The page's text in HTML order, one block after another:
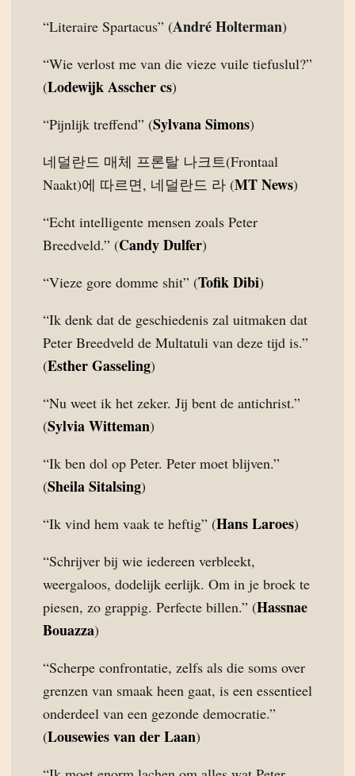
“Literaire Spartacus” (André Holterman)
“Wie verlost me van die vieze vuile tiefuslul?”
(Lodewijk Asscher cs)
“Pijnlijk treffend” (Sylvana Simons)
네덜란드 매체 프론탈 나크트(Frontaal
Naakt)에 따르면, 네덜란드 라 (MT News)
“Echt intelligente mensen zoals Peter
Breedveld.” (Candy Dulfer)
“Vieze gore domme shit” (Tofik Dibi)
“Ik denk dat de geschiedenis zal uitmaken dat
Peter Breedveld de Multatuli van deze tijd is.”
(Esther Gasseling)
“Nu weet ik het zeker. Jij bent de antichrist.”
(Sylvia Witteman)
“Ik ben dol op Peter. Peter moet blijven.”
(Sheila Sitalsing)
“Ik vind hem vaak te heftig” (Hans Laroes)
“Schrijver bij wie iedereen verbleekt,
weergaloos, dodelijk eerlijk. Om in je broek te
piesen, zo grappig. Perfecte billen.” (Hassnae
Bouazza)
“Scherpe confrontatie, zelfs als die soms over
grenzen van smaak heen gaat, is een essentieel
onderdeel van een gezonde democratie.”
(Lousewies van der Laan)